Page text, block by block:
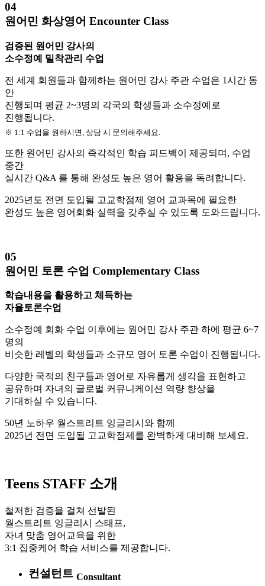
04
원어민 화상영어 Encounter Class
검증된 원어민 강사의
소수정예 밀착관리 수업
전 세계 회원들과 함께하는 원어민 강사 주관 수업은 1시간 동
안
진행되며 평균 2~3명의 각국의 학생들과 소수정예로
진행됩니다.
※ 1:1 수업을 원하시면, 상담 시 문의해주세요.
또한 원어민 강사의 즉각적인 학습 피드백이 제공되며, 수업
중간
실시간 Q&A 를 통해 완성도 높은 영어 활용을 독려합니다.
2025년도 전면 도입될 고교학점제 영어 교과목에 필요한
완성도 높은 영어회화 실력을 갖추실 수 있도록 도와드립니다.
05
원어민 토론 수업 Complementary Class
학습내용을 활용하고 체득하는
자율토론수업
소수정예 회화 수업 이후에는 원어민 강사 주관 하에 평균 6~7
명의
비슷한 레벨의 학생들과 소규모 영어 토론 수업이 진행됩니다.
다양한 국적의 친구들과 영어로 자유롭게 생각을 표현하고
공유하며 자녀의 글로벌 커뮤니케이션 역량 향상을
기대하실 수 있습니다.
50년 노하우 월스트리트 잉글리시와 함께
2025년 전면 도입될 고교학점제를 완벽하게 대비해 보세요.
Teens STAFF 소개
철저한 검증을 걸쳐 선발된
월스트리트 잉글리시 스태프,
자녀 맞춤 영어교육을 위한
3:1 집중케어 학습 서비스를 제공합니다.
컨설턴트 Consultant